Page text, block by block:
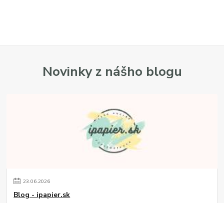
Novinky z nášho blogu
23.06.2026
Blog - ipapier.sk